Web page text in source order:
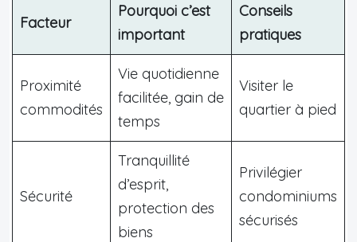
Facteur
Pourquoi c’est
important
Conseils
pratiques
Proximité
commodités
Vie quotidienne
facilitée, gain de
temps
Visiter le
quartier à pied
Sécurité
Tranquillité
d’esprit,
protection des
biens
Privilégier
condominiums
sécurisés